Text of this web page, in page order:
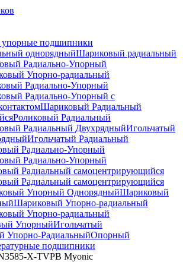
подшипники
однорядныйШариковый радиальный
Радиально-Упорный
Упорно-радиальный
Радиально-Упорный
Радиально-Упорный с
Шариковый Радиальный
Роликовый Радиальный
Радиальный ДвухрядныйИгольчатый
Игольчатый Радиальный
Радиально-Упорный
Радиально-Упорный
Радиальный самоцентрирующийся
Радиальный самоцентрирующийся
Упорный ОднорядныйШариковый
Шариковый Упорно-радиальный
Упорно-радиальный
УпорныйИгольчатый
Упорно-РадиальныйОпорный
подшипники
X-TVPB Myonic